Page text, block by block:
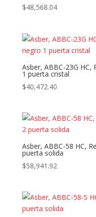
$48,568.04
Asber, ABBC-23G
1 puerta cristal
$40,472.40
Asber, ABBC-58 HC,
puerta solida
$58,941.92